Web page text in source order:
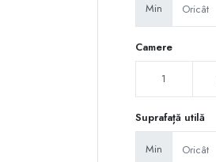
Min
Camere
1
Suprafață utilă
Min